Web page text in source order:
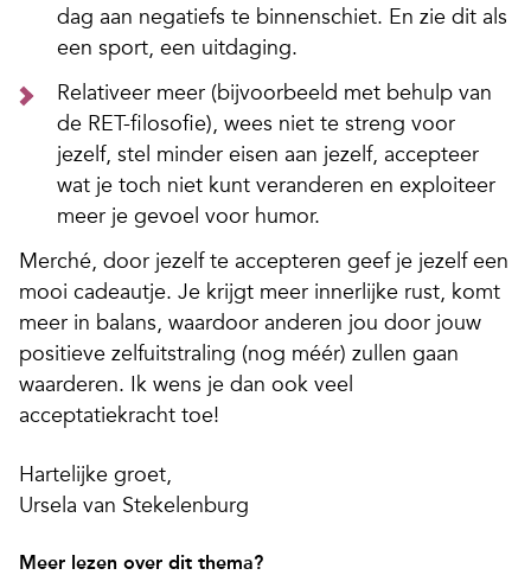
dag aan negatiefs te binnenschiet. En zie dit als
een sport, een uitdaging.
Relativeer meer (bijvoorbeeld met behulp van
de RET-filosofie), wees niet te streng voor
jezelf, stel minder eisen aan jezelf, accepteer
wat je toch niet kunt veranderen en exploiteer
meer je gevoel voor humor.
Merché, door jezelf te accepteren geef je jezelf een
mooi cadeautje. Je krijgt meer innerlijke rust, komt
meer in balans, waardoor anderen jou door jouw
positieve zelfuitstraling (nog méér) zullen gaan
waarderen. Ik wens je dan ook veel
acceptatiekracht toe!
Hartelijke groet,
Ursela van Stekelenburg
Meer lezen over dit thema?